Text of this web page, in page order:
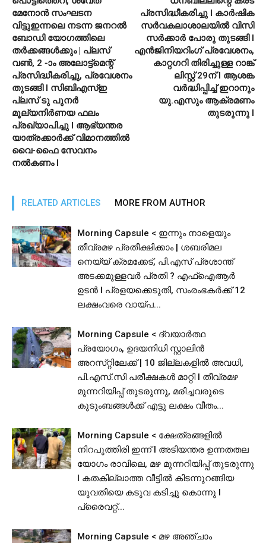
മേനോൻ സംഘടന
വിട്ടുഇന്നലെ നടന്ന ജനറൽ
ബോഡി യോഗത്തിലെ
തർക്കങ്ങൾക്കും | പ്ലസ്
വൺ, 2 -ാം അലോട്ട്മെന്റ്
പ്രസിദ്ധീകരിച്ചു, പ്രവേശനം
തുടങ്ങി l സിബിഎസ്ഇ
പ്ലസ് ടു പുനര്‍
മൂല്യനിര്‍ണയ ഫലം
പ്രഖ്യാപിച്ചു l ആഭ്യന്തര
യാത്രക്കാര്‍ക്ക് വിമാനത്തിൽ
വൈ-ഫൈ സേവനം
നല്‍കണം l
പ്രസിദ്ധീകരിച്ചു l കാർഷിക
സർവകലാശാലയിൽ വിസി
സർക്കാർ പോരു തുടങ്ങി l
എൻജിനിയറിംഗ് പ്രവേശനം,
കാറ്റഗറി തിരിച്ചുള്ള റാങ്ക്
ലിസ്റ്റ് 29ന് l ആശങ്ക
വർദ്ധിപ്പിച്ച് ഇറാനും
യു.എസും ആക്രമണം
തുടരുന്നു l
RELATED ARTICLES MORE FROM AUTHOR
Morning Capsule < ഇന്നും നാളെയും
തീവ്രമഴ പ്രതീക്ഷിക്കാം | ശബരിമല
നെയ്യ് ക്രമക്കേട്, പി.എസ് പ്രശാന്ത്
അടക്കമുള്ളവർ പ്രതി ? എഫ്ഐആർ
ഉടൻ I പ്രളയക്കെടുതി, സംരംഭകർക്ക് 12
ലക്ഷംവരെ വായ്പ...
Morning Capsule < ദ്വയാർത്ഥ
പ്രയോഗം, ഉദയനിധി സ്റ്റാലിൻ
അറസ്‌റ്റിലേക്ക് | 10 ജില്ലകളിൽ അവധി,
പി.​​​എ​​​സ്.​​​സി​​​ ​​​പ​​​രീ​​​ക്ഷ​​​ക​​​ൾ​​​ ​​​മാ​​​റ്റി I തീവ്രമഴ
മുന്നറിയിപ്പ് തുടരുന്നു, മരിച്ചവരുടെ
കുടുംബങ്ങൾക്ക് എട്ടു ലക്ഷം വീതം...
Morning Capsule < ക്ഷേത്രങ്ങളിൽ
നിറപുത്തിരി ഇന്ന് l അടിയന്തര ഉന്നതതല
യോഗം രാവിലെ, മഴ മുന്നറിയിപ്പ് തുടരുന്നു
I കതകില്ലാത്ത വീട്ടില്‍ കിടന്നുറങ്ങിയ
യുവതിയെ കടുവ കടിച്ചു കൊന്നു l
പ്രൈവറ്റ്...
Morning Capsule < മഴ അഞ്ചാം